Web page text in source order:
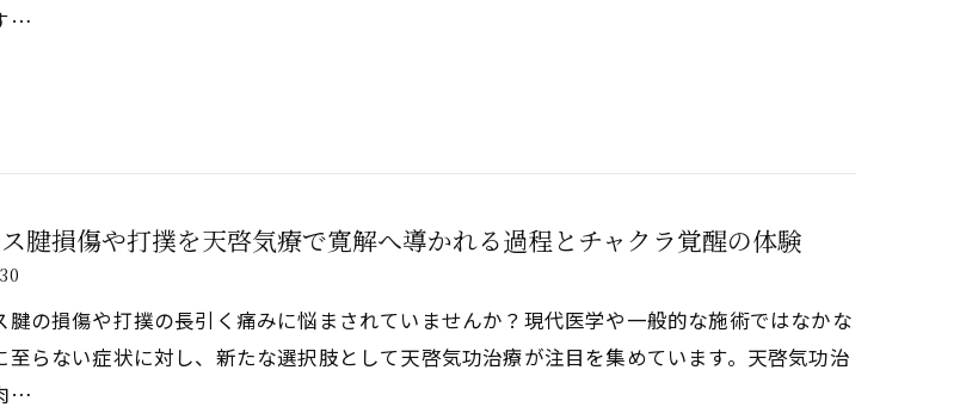
…
腱損傷や打撲を天啓気療で寛解へ導かれる過程とチャクラ覚醒の体験
腱の損傷や打撲の長引く痛みに悩まされていませんか？現代医学や一般的な施術ではなかな
至らない症状に対し、新たな選択肢として天啓気功治療が注目を集めています。天啓気功治
…